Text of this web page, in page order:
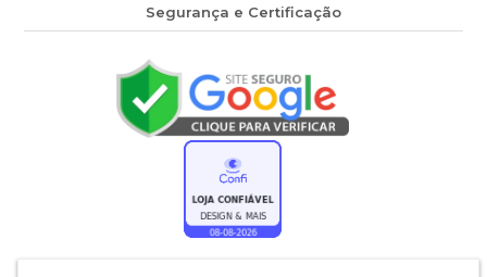
Segurança e Certificação